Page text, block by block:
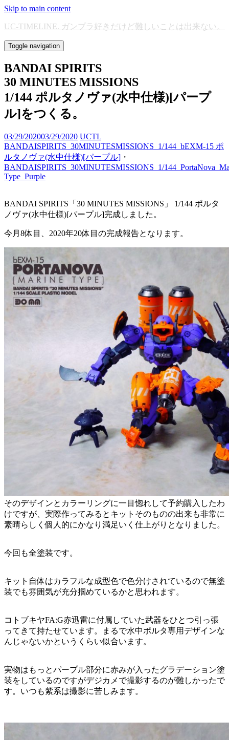
Skip to main content
UC-TIMELINE. ガンプラ好きだけど難しいことは出来ない。
Toggle navigation
BANDAI SPIRITS
30 MINUTES MISSIONS
1/144 ポルタノヴァ(水中仕様)[パープ
ル]をつくる。
03/29/202003/29/2020 UCTL
BANDAISPIRITS_30MINUTESMISSIONS_1/144_bEXM-15 ポ
ルタノヴァ(水中仕様)[パープル] ・
BANDAISPIRITS_30MINUTESMISSIONS_1/
Type_Purple
BANDAI SPIRITS「30 MINUTES MISSIONS」 1/144 ポルタ
ノヴァ(水中仕様)[パープル]完成しました。
今月8体目、2020年20体目の完成報告となります。
そのデザインとカラーリングに一目惚れして予約購入したわ
けですが、実際作ってみるとキットそのものの出来も非常に
素晴らしく個人的にかなり満足いく仕上がりとなりました。
今回も全塗装です。
キット自体はカラフルな成型色で色分けされているので無塗
装でも雰囲気が充分掴めているかと思われます。
コトブキヤFA:G赤迅雷に付属していた武器をひとつ引っ張
ってきて持たせています。まるで水中ポルタ専用デザインな
んじゃないかというくらい似合います。
実物はもっとパープル部分に赤みが入ったグラデーション塗
装をしているのですがデジカメで撮影するのが難しかったで
す。いつも紫系は撮影に苦しみます。